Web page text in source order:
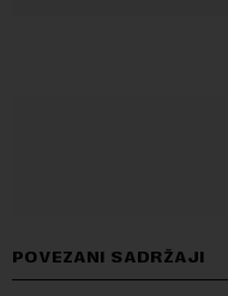
POVEZANI SADRŽAJI